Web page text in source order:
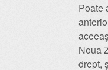
Poate
Noua
drept,